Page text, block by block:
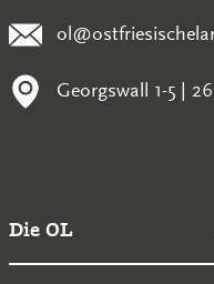
Georgswall 1-5 |
Die OL